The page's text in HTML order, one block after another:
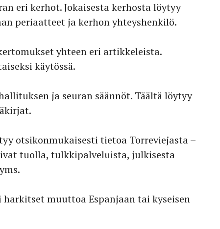
eri kerhot. Jokaisesta kerhosta löytyy
periaatteet ja kerhon yhteyshenkilö.
yhteen eri artikkeleista.
käytössä.
ja seuran säännöt. Täältä löytyy
otsikonmukaisesti tietoa Torreviejasta –
tuolla, tulkkipalveluista, julkisesta
muuttoa Espanjaan tai kyseisen